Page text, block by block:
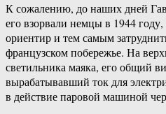
К сожалению, до наших дней
его взорвали немцы в 1944
ориентир и тем самым
французском побережье. На
светильника маяка, его общий
вырабатывавший ток для
в действие паровой машиной